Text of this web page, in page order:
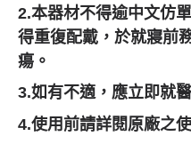
2.本器材不得逾中文仿
得重復配戴， 於就寢前
瘍。
3.如有不適，應立即就醫
4.使用前請詳閱原廠之